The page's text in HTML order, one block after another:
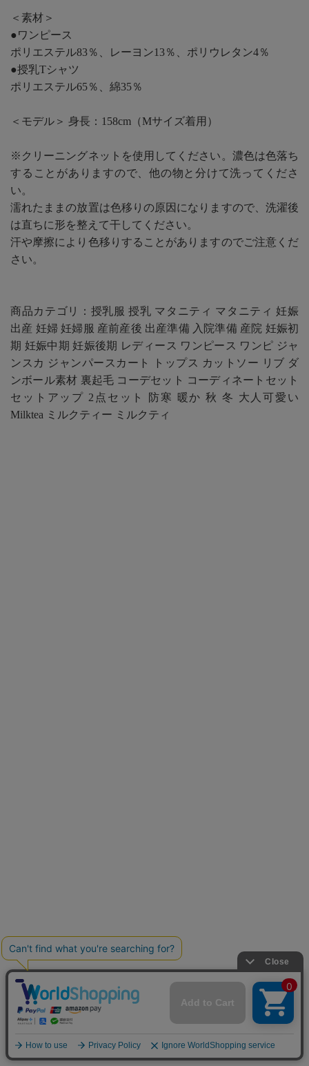
＜素材＞
●ワンピース
ポリエステル83％、レーヨン13％、ポリウレタン4％
●授乳Tシャツ
ポリエステル65％、綿35％
＜モデル＞ 身長：158cm（Mサイズ着用）
※クリーニングネットを使用してください。濃色は色落ち
することがありますので、他の物と分けて洗ってくださ
い。
濡れたままの放置は色移りの原因になりますので、洗濯後
は直ちに形を整えて干してください。
汗や摩擦により色移りすることがありますのでご注意くだ
さい。
商品カテゴリ：授乳服 授乳 マタニティ マタニティ 妊娠
出産 妊婦 妊婦服 産前産後 出産準備 入院準備 産院 妊娠初
期 妊娠中期 妊娠後期 レディース ワンピース ワンピ ジャ
ンスカ ジャンパースカート トップス カットソー リブ ダ
ンボール素材 裏起毛 コーデセット コーディネートセット
セットアップ 2点セット 防寒 暖か 秋 冬 大人可愛い
Milktea ミルクティー ミルクティ